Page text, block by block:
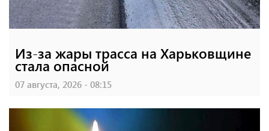
Из-за жары трасса на Харьковщине
стала опасной
07 августа, 2026 - 08:15